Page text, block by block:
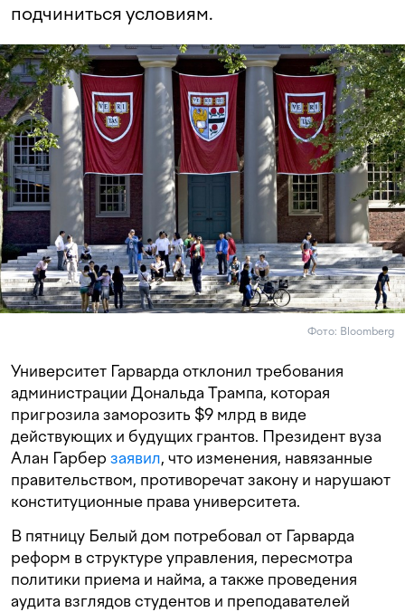
подчиниться условиям.
Фото: Bloomberg
Университет Гарварда отклонил требования
администрации Дональда Трампа, которая
пригрозила заморозить $9 млрд в виде
действующих и будущих грантов. Президент вуза
Алан Гарбер заявил, что изменения, навязанные
правительством, противоречат закону и нарушают
конституционные права университета.
В пятницу Белый дом потребовал от Гарварда
реформ в структуре управления, пересмотра
политики приема и найма, а также проведения
аудита взглядов студентов и преподавателей